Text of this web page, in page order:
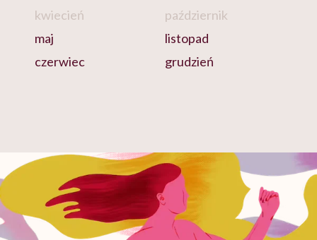
kwiecień
maj
czerwiec
październik
listopad
grudzień